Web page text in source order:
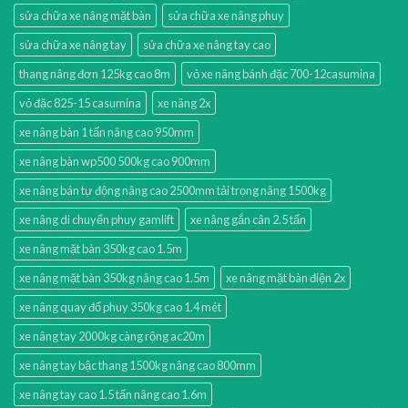
sửa chữa xe nâng mặt bàn
sửa chữa xe nâng phuy
sửa chữa xe nâng tay
sửa chữa xe nâng tay cao
thang nâng đơn 125kg cao 8m
vỏ xe nâng bánh đặc 700-12casumina
vỏ đặc 825-15 casumina
xe nâng 2x
xe nâng bàn 1 tấn nâng cao 950mm
xe nâng bàn wp500 500kg cao 900mm
xe nâng bán tự động nâng cao 2500mm tải trọng nâng 1500kg
xe nâng di chuyển phuy gamlift
xe nâng gắn cân 2.5 tấn
xe nâng mặt bàn 350kg cao 1.5m
xe nâng mặt bàn 350kg nâng cao 1.5m
xe nâng mặt bàn điện 2x
xe nâng quay đổ phuy 350kg cao 1.4 mét
xe nâng tay 2000kg càng rộng ac20m
xe nâng tay bậc thang 1500kg nâng cao 800mm
xe nâng tay cao 1.5 tấn nâng cao 1.6m